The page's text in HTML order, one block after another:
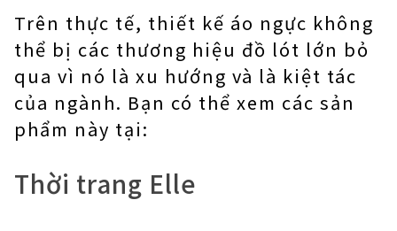
Trên thực tế, thiết kế áo ngực không
thể bị các thương hiệu đồ lót lớn bỏ
qua vì nó là xu hướng và là kiệt tác
của ngành. Bạn có thể xem các sản
phẩm này tại:
Thời trang Elle